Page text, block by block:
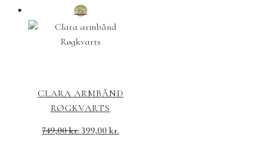
47%
CLARA ARMBÅND
RØGKVARTS
749,00kr.Den
399,00kr.Den